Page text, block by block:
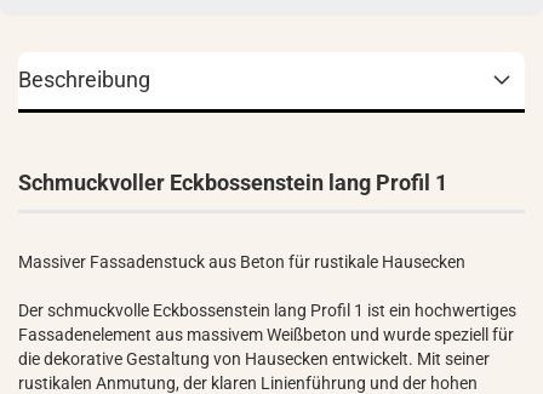
Beschreibung
Schmuckvoller Eckbossenstein lang Profil 1
Massiver Fassadenstuck aus Beton für rustikale Hausecken
Der schmuckvolle Eckbossenstein lang Profil 1 ist ein hochwertiges
Fassadenelement aus massivem Weißbeton und wurde speziell für
die dekorative Gestaltung von Hausecken entwickelt. Mit seiner
rustikalen Anmutung, der klaren Linienführung und der hohen